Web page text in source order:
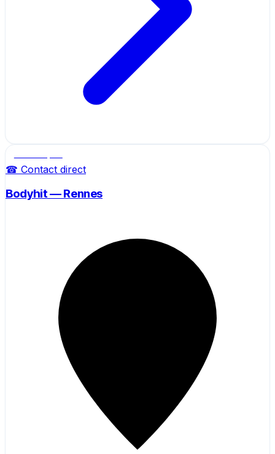
☎ Contact direct
Bodyhit — Rennes